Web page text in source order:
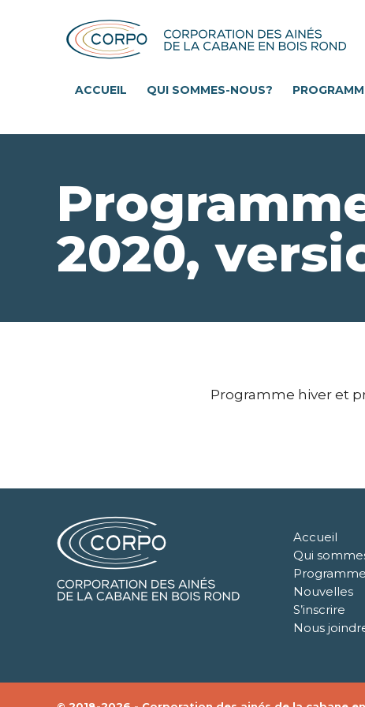
ACCUEIL QUI SOMMES-NOUS?
2020,
Programme hiver et
Accueil
Qui
Programme
Nouvelles
S’inscrire
Nous